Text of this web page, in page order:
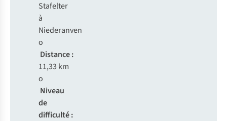
Stafelter
à
Niederanven
o
Distance :
11,33 km
o
Niveau
de
difficulté :